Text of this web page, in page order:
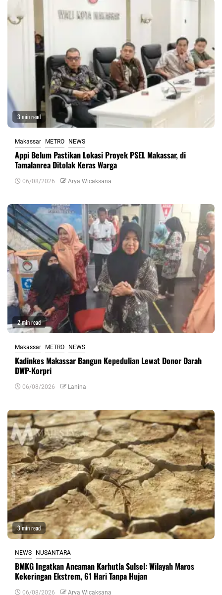
3 min read
Makassar METRO NEWS
Appi Belum Pastikan Lokasi Proyek PSEL Makassar, di
Tamalanrea Ditolak Keras Warga
06/08/2026 Arya Wicaksana
2 min read
Makassar METRO NEWS
Kadinkes Makassar Bangun Kepedulian Lewat Donor Darah
DWP-Korpri
06/08/2026 Lanina
3 min read
NEWS NUSANTARA
BMKG Ingatkan Ancaman Karhutla Sulsel: Wilayah Maros
Kekeringan Ekstrem, 61 Hari Tanpa Hujan
06/08/2026 Arya Wicaksana